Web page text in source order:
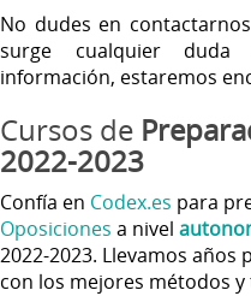
No dudes en
surge cualquier
información, estaremos
Cursos de
2022-2023
Confía en Codex.es para
Oposiciones a nivel
2022-2023. Llevamos
con los mejores métodos